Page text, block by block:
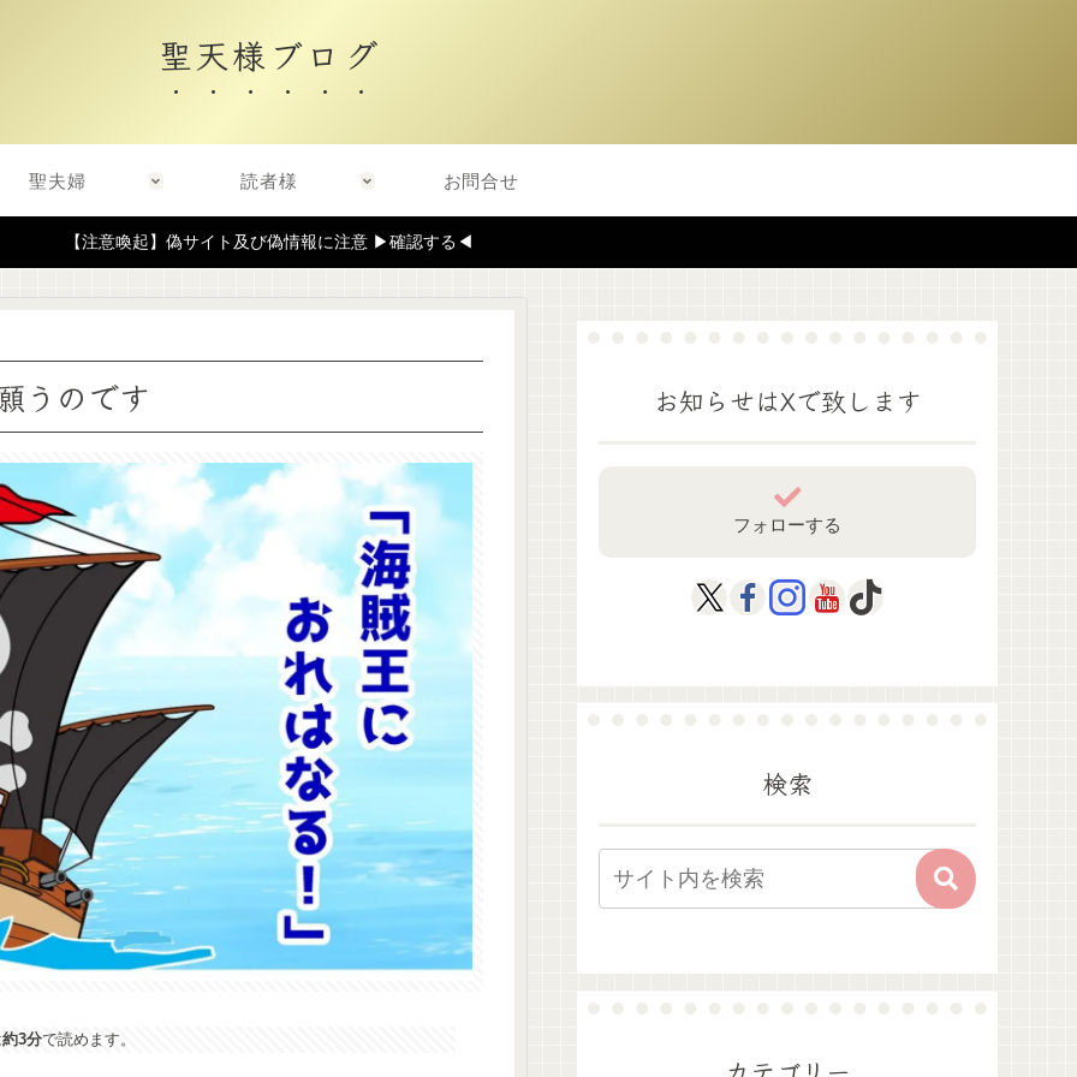
聖天様ブログ
聖夫婦 読者様 お問合せ
【注意喚起】偽サイト及び偽情報に注意 ▶確認する◀
うのです
約3分で読めます。
お知らせはXで致します
フォローする
検索